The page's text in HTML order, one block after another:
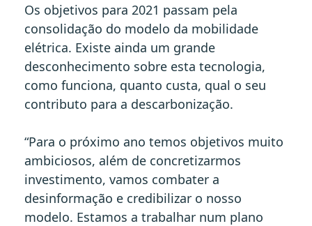
Os objetivos para 2021 passam pela
consolidação do modelo da mobilidade
elétrica. Existe ainda um grande
desconhecimento sobre esta tecnologia,
como funciona, quanto custa, qual o seu
contributo para a descarbonização.
“Para o próximo ano temos objetivos muito
ambiciosos, além de concretizarmos
investimento, vamos combater a
desinformação e credibilizar o nosso
modelo. Estamos a trabalhar num plano